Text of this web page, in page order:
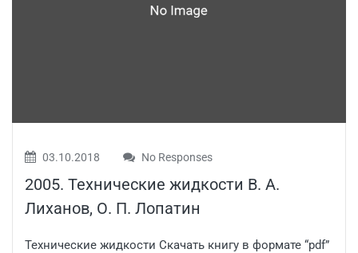
03.10.2018 No Responses
2005. Технические жидкости В. А.
Лиханов, О. П. Лопатин
Технические жидкости Скачать книгу в формате “pdf”